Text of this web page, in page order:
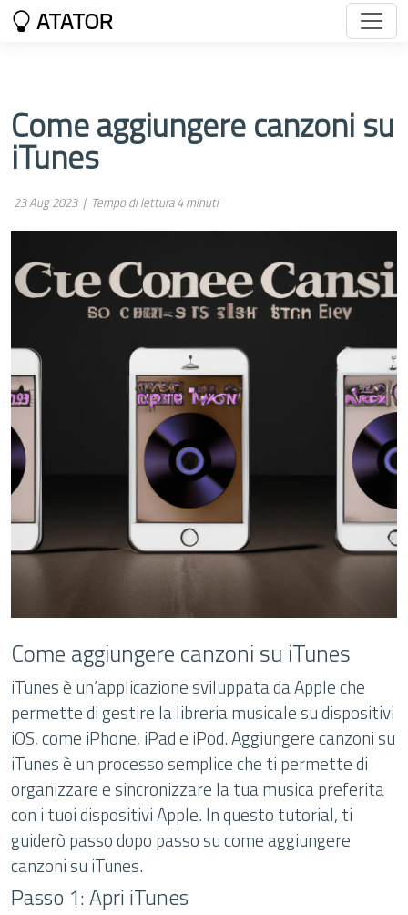
ATATOR
Come aggiungere canzoni su
iTunes
23 Aug 2023 | Tempo di lettura 4 minuti
Come aggiungere canzoni su iTunes
iTunes è un’applicazione sviluppata da Apple che
permette di gestire la libreria musicale su dispositivi
iOS, come iPhone, iPad e iPod. Aggiungere canzoni su
iTunes è un processo semplice che ti permette di
organizzare e sincronizzare la tua musica preferita
con i tuoi dispositivi Apple. In questo tutorial, ti
guiderò passo dopo passo su come aggiungere
canzoni su iTunes.
Passo 1: Apri iTunes